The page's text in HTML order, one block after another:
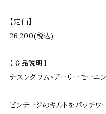
【定価】
26,200(税込)
【商品説明】
ナスングワム×アーリーモーニ
ビンテージのキルトをパッチワ